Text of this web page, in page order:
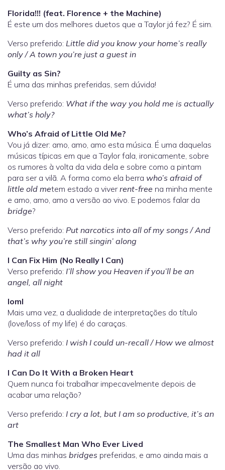
Florida!!! (feat. Florence + the Machine)
É este um dos melhores duetos que a Taylor já fez? É sim.
Verso preferido: Little did you know your home’s really
only / A town you’re just a guest in
Guilty as Sin?
É uma das minhas preferidas, sem dúvida!
Verso preferido: What if the way you hold me is actually
what’s holy?
Who’s Afraid of Little Old Me?
Vou já dizer: amo, amo, amo esta música. É uma daquelas
músicas típicas em que a Taylor fala, ironicamente, sobre
os rumores à volta da vida dela e sobre como a pintam
para ser a vilã. A forma como ela berra who’s afraid of
little old metem estado a viverrent-free na minha mente
e amo, amo, amo a versão ao vivo. E podemos falar da
bridge?
Verso preferido: Put narcotics into all of my songs / And
that’s why you’re still singin’ along
I Can Fix Him (No Really I Can)
Verso preferido: I’ll show you Heaven if you’ll be an
angel, all night
loml
Mais uma vez, a dualidade de interpretações do título
(love/loss of my life) é do caraças.
Verso preferido: I wish I could un-recall / How we almost
had it all
I Can Do It With a Broken Heart
Quem nunca foi trabalhar impecavelmente depois de
acabar uma relação?
Verso preferido: I cry a lot, but I am so productive, it’s an
art
The Smallest Man Who Ever Lived
Uma das minhas bridges preferidas, e amo ainda mais a
versão ao vivo.